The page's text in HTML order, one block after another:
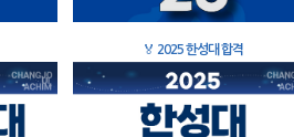
🏅 2025 한성대 합격